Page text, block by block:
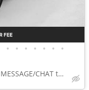
• • • • • • •
Call (877) 754-0417 or MESSAGE/CHAT to confirm availability